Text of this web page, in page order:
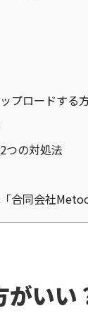
プロードする
つの対処法
合同会社
いい